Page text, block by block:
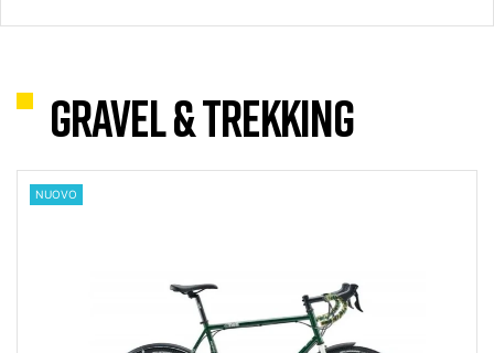
GRAVEL & TREKKING
NUOVO